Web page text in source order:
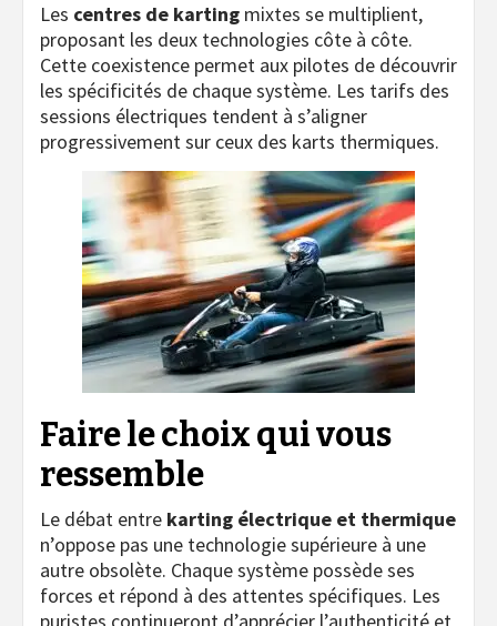
Les centres de karting mixtes se multiplient,
proposant les deux technologies côte à côte.
Cette coexistence permet aux pilotes de découvrir
les spécificités de chaque système. Les tarifs des
sessions électriques tendent à s’aligner
progressivement sur ceux des karts thermiques.
Faire le choix qui vous
ressemble
Le débat entre karting électrique et thermique
n’oppose pas une technologie supérieure à une
autre obsolète. Chaque système possède ses
forces et répond à des attentes spécifiques. Les